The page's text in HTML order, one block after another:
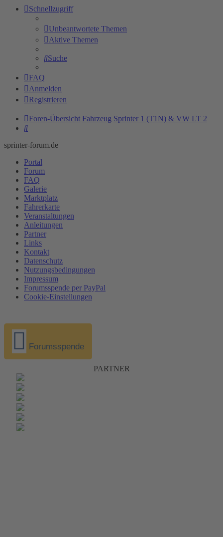
Schnellzugriff
Unbeantwortete Themen
Aktive Themen
Suche
FAQ
Anmelden
Registrieren
Foren-Übersicht Fahrzeug Sprinter 1 (T1N) & VW LT 2
Suche
sprinter-forum.de
Portal
Forum
FAQ
Galerie
Marktplatz
Fahrerkarte
Veranstaltungen
Anleitungen
Partner
Links
Kontakt
Datenschutz
Nutzungsbedingungen
Impressum
Forumsspende per PayPal
Cookie-Einstellungen
Forumsspende
PARTNER